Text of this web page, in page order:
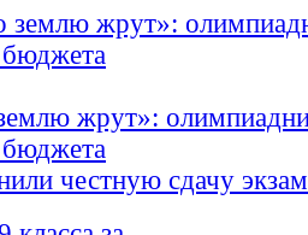
жрут»:
бюджета
честную сдачу